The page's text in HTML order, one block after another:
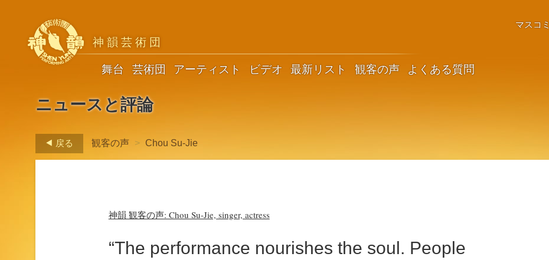
神韻芸術団
舞台 芸術団 アーティスト ビデオ 最新リスト 観客の声 よくある質問
マスコミ
ニュースと評論
戻る 観客の声 > Chou Su-Jie
神韻 観客の声: Chou Su-Jie, singer, actress
“The performance nourishes the soul. People